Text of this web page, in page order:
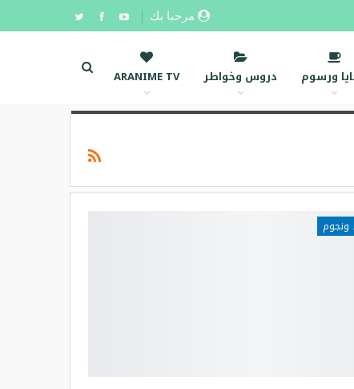
مرحبا بك
ورسوم دروس وخواطر ARANIME TV
ونجوم